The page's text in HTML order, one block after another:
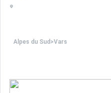
Alpes du Sud >Vars